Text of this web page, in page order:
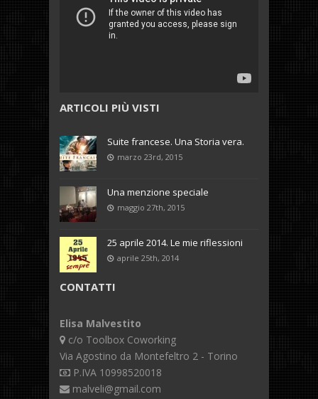
ARTICOLI PIÙ VISTI
Suite francese. Una Storia vera.
marzo 23rd, 2015
Una menzione speciale
maggio 27th, 2015
25 aprile 2014. Le mie riflessioni
aprile 25th, 2014
CONTATTI
Elisa Malvestito
c/o Toolbox Coworking
Via Agostino da Montefeltro 2 - Torino
P.IVA 10998520018
malveli@gmail.com